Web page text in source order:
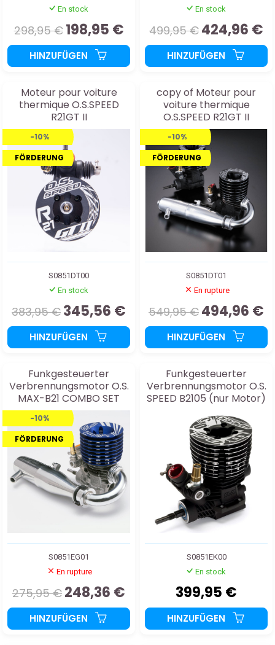
En stock
298,95 € 198,95 €
HINZUFÜGEN
En stock
499,95 € 424,96 €
HINZUFÜGEN
Moteur pour voiture
thermique O.S.SPEED
R21GT II
-10%
FÖRDERUNG
S0851DT00
En stock
383,95 € 345,56 €
HINZUFÜGEN
copy of Moteur pour
voiture thermique
O.S.SPEED R21GT II
-10%
FÖRDERUNG
S0851DT01
En rupture
549,95 € 494,96 €
HINZUFÜGEN
Funkgesteuerter
Verbrennungsmotor O.S.
MAX-B21 COMBO SET
-10%
FÖRDERUNG
S0851EG01
En rupture
275,95 € 248,36 €
HINZUFÜGEN
Funkgesteuerter
Verbrennungsmotor O.S.
SPEED B2105 (nur Motor)
S0851EK00
En stock
399,95 €
HINZUFÜGEN